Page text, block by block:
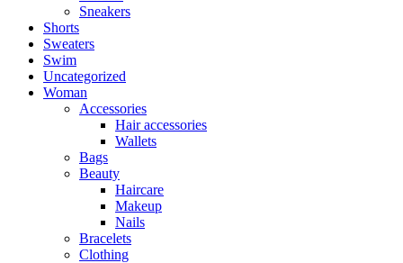
Sneakers
Shorts
Sweaters
Swim
Uncategorized
Woman
Accessories
Hair accessories
Wallets
Bags
Beauty
Haircare
Makeup
Nails
Bracelets
Clothing